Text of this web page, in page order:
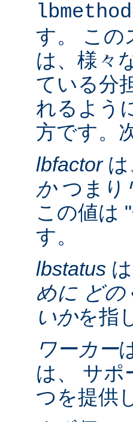
す。 この
は、様々
ている分
れるよう
方です。
lbfactorは
かつまり
この値は
す。
lbstatus は
めに どの
いかを指
ワーカー
は、 サポ
つを提供